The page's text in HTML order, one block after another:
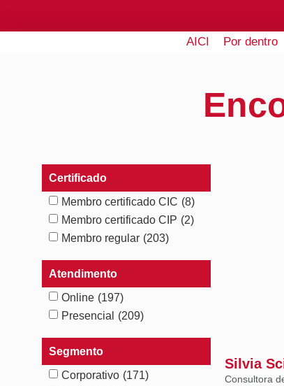
AICI Por dentro
Certificado
Membro certificado CIC (8)
Membro certificado CIP (2)
Membro regular (203)
Atendimento
Online (197)
Presencial
(209)
Segmento
Corporativo (171)
Silvia
Consultora